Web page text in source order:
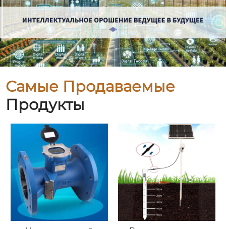
Самые Продаваемые
Продукты